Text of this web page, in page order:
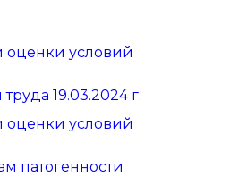
оценки условий
19.03.2024 г.
оценки условий
патогенности